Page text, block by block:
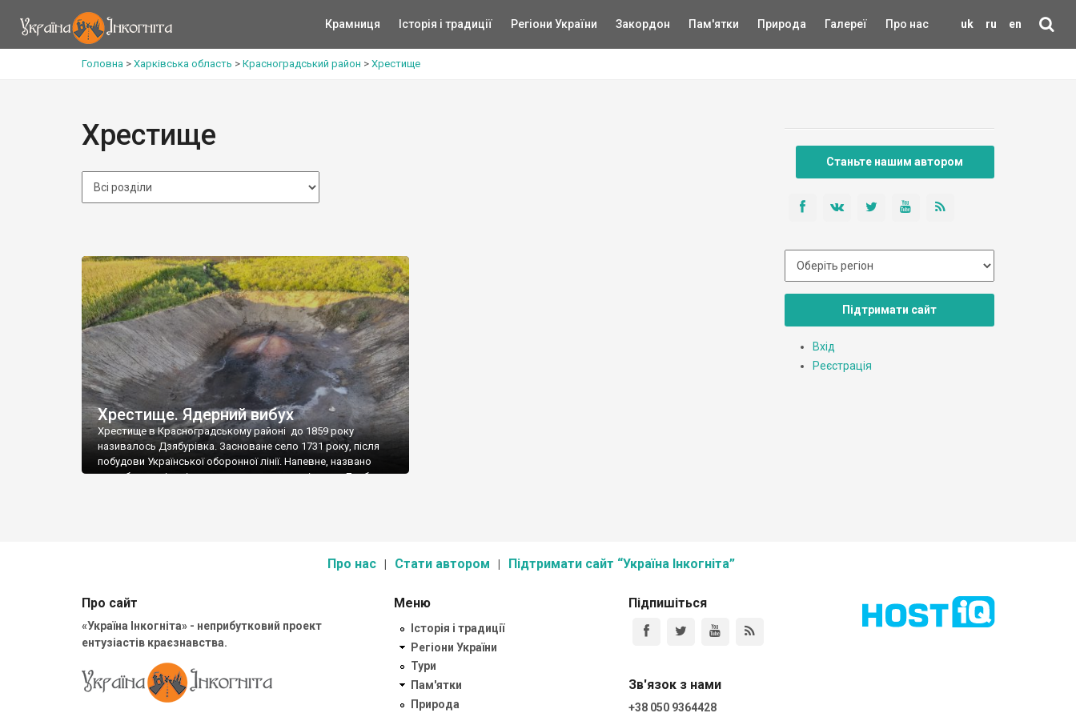
uk ru en
Крамниця Історія і традиції Регіони України Закордон Пам'ятки Природа Галереї Про нас
Головна > Харківська область > Красноградський район > Хрестище
Хрестище
Хрестище. Ядерний вибух
Хрестище в Красноградському районі до 1859 року
називалось Дзябурівка. Засноване село 1731 року, після
побудови Української оборонної лінії. Напевне, названо
воно було по імені засновника, тому що прізвище Дзябура
Станьте нашим автором
Підтримати сайт
Вхід
Реєстрація
Про нас Стати автором Підтримати сайт “Україна Інкогніта”
Про сайт
«Україна Інкогніта» - неприбутковий проект
ентузіастів краєзнавства.
Меню
Історія і традиції
Регіони України
Тури
Пам'ятки
Природа
Підпишіться
Зв'язок з нами
+38 050 9364428